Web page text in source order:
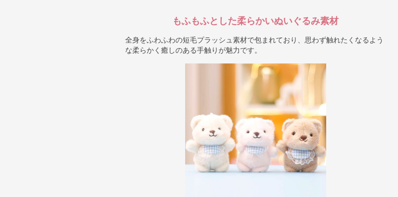
もふもふとした柔らかいぬいぐるみ素材
全身をふわふわの短毛プラッシュ素材で包まれており、思わず触れたくなるよう
な柔らかく癒しのある手触りが魅力です。